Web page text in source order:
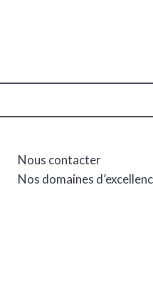
Nous contacter
Nos domaines